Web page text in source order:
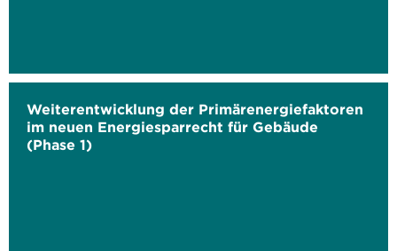
Weiterentwicklung der Primärenergiefaktoren
im neuen Energiesparrecht für Gebäude
(Phase 1)